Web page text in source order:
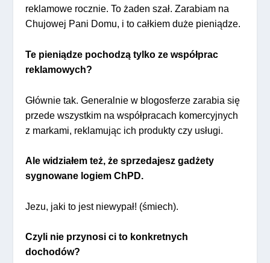
reklamowe rocznie. To żaden szał. Zarabiam na
Chujowej Pani Domu, i to całkiem duże pieniądze.
Te pieniądze pochodzą tylko ze współprac
reklamowych?
Głównie tak. Generalnie w blogosferze zarabia się
przede wszystkim na współpracach komercyjnych
z markami, reklamując ich produkty czy usługi.
Ale widziałem też, że sprzedajesz gadżety
sygnowane logiem ChPD.
Jezu, jaki to jest niewypał! (śmiech).
Czyli nie przynosi ci to konkretnych
dochodów?